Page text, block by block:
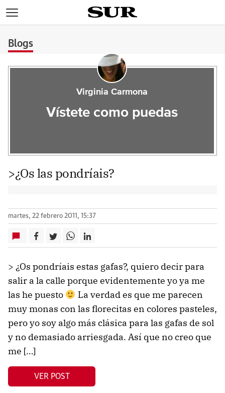
Blogs
Virginia Carmona
Vístete como puedas
>¿Os las pondríais?
martes, 22 febrero 2011, 15:37
> ¿Os pondríais estas gafas?, quiero decir para
salir a la calle porque evidentemente yo ya me
las he puesto
La verdad es que me parecen
muy monas con las florecitas en colores pasteles,
pero yo soy algo más clásica para las gafas de sol
y no demasiado arriesgada. Así que no creo que
me […]
VER POST